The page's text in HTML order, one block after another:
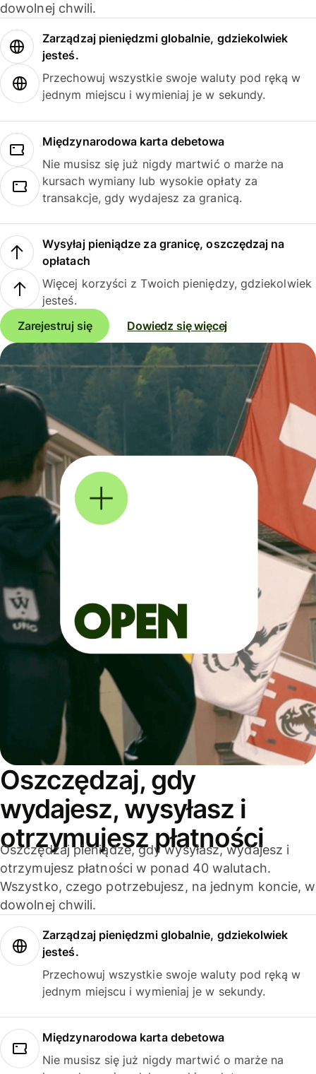
dowolnej chwili.
Zarządzaj pieniędzmi globalnie, gdziekolwiek
jesteś.
Przechowuj wszystkie swoje waluty pod ręką w
jednym miejscu i wymieniaj je w sekundy.
Międzynarodowa karta debetowa
Nie musisz się już nigdy martwić o marże na
kursach wymiany lub wysokie opłaty za
transakcje, gdy wydajesz za granicą.
Wysyłaj pieniądze za granicę, oszczędzaj na
opłatach
Więcej korzyści z Twoich pieniędzy, gdziekolwiek
jesteś.
Zarejestruj się
Dowiedz się więcej
Oszczędzaj, gdy
wydajesz, wysyłasz i
otrzymujesz płatności
Oszczędzaj pieniądze, gdy wysyłasz, wydajesz i
otrzymujesz płatności w ponad 40 walutach.
Wszystko, czego potrzebujesz, na jednym koncie, w
dowolnej chwili.
Zarządzaj pieniędzmi globalnie, gdziekolwiek
jesteś.
Przechowuj wszystkie swoje waluty pod ręką w
jednym miejscu i wymieniaj je w sekundy.
Międzynarodowa karta debetowa
Nie musisz się już nigdy martwić o marże na